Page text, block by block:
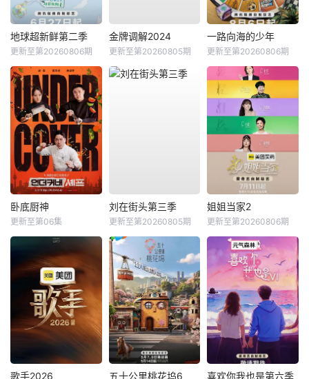
地球超新鲜第二季
更新至第20260806期
金牌调解2024
更新至第20260805期
一路向海的少年
更新至第20260806期
卧底厨神
更新至第06集
刘在街头第三季
更新至第20260805期
姐姐当家2
更新至第20260806期
歌手2026 五十公里桃花坞6 喜欢你我也是第六季